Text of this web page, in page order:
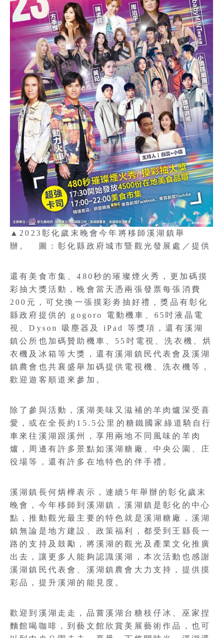
▲2023彰化歲末晚會今年將移師溪湖鎮舉
辦。 圖：彰化縣政府城市暨觀光發展處／提供
還有美食市集、480秒的璀璨煙火秀，更加碼摸
彩抽大獎活動，晚會當天憑兩張發票每張消費
200元，可兌換一張摸彩劵抽好禮，獎品有彰化
縣政府提供的 gogoro 電動機車、65吋液晶電
視、Dyson 吸塵器及 iPad 等獎項，還有溪湖
鎮公所也加碼贊助機車、55吋電視、洗衣機、烘
衣機及冰箱等大獎，還有溪湖鎮民代表會及溪湖
鎮農會也共襄盛舉加碼提供電視機、洗衣機等，
歡迎遊客順道來參加。
除了參與活動，溪湖美味又滋補的羊肉爐深受喜
愛，或在全長約15.5公里的糖鐵國家綠道騎自行
車來往溪湖跟溪州，享用兩地不同風味的羊肉
爐，周邊有許多景點如溪湖糖廠、中央公園、庄
役場等，還有許多在地特色的伴手禮。
溪湖鎮長何炳樺表示，連續5年舉辦的彰化歲末
晚會，今年移師到溪湖鎮，溪湖鎮是彰化的中心
點，推動觀光最主要的特色就是溪湖糖廠，溪湖
鎮無論是地方建設、政策福利，都受到王縣長一
路的支持及鼓勵，將溪湖的觀光及產業文化推廣
出去，讓更多人能夠認識溪湖，本次活動也感謝
溪湖鎮民代表會、溪湖鎮農會大力支持，提供摸
彩品，提升溪湖的能見度。
歡迎到溪湖走走，品嘗溪湖台糖枝仔冰、巫家捏
麵館喝咖啡，到藝文館欣賞美展藝術作品，也可